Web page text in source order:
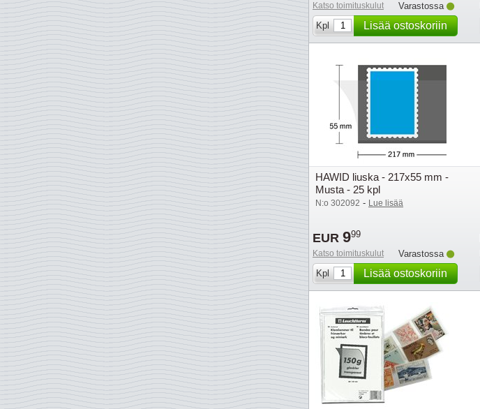
Katso toimituskulut
Varastossa
Kpl
Lisää ostoskoriin
HAWID liuska - 217x55 mm -
Musta - 25 kpl
N:o 302092 - Lue lisää
EUR 999
Katso toimituskulut
Varastossa
Kpl
Lisää ostoskoriin